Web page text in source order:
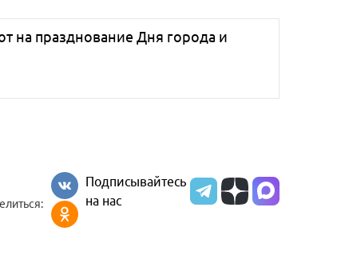
на празднование Дня города и
Подписывайтесь
на нас